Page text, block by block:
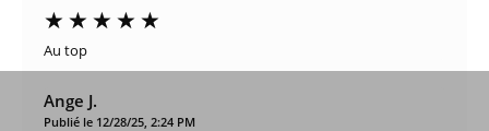
Au top
Ange J.
Publié le 12/28/25, 2:24 PM